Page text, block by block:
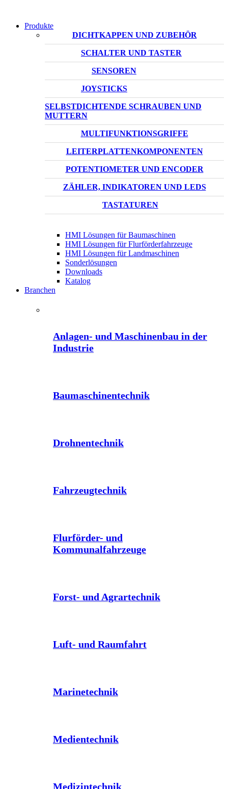
Produkte
DICHTKAPPEN UND ZUBEHÖR
SCHALTER UND TASTER
SENSOREN
JOYSTICKS
SELBSTDICHTENDE SCHRAUBEN UND
MUTTERN
MULTIFUNKTIONSGRIFFE
LEITERPLATTENKOMPONENTEN
POTENTIOMETER UND ENCODER
ZÄHLER, INDIKATOREN UND LEDS
TASTATUREN
HMI Lösungen für Baumaschinen
HMI Lösungen für Flurförderfahrzeuge
HMI Lösungen für Landmaschinen
Sonderlösungen
Downloads
Katalog
Branchen
Anlagen- und Maschinenbau in der
Industrie
Baumaschinentechnik
Drohnentechnik
Fahrzeugtechnik
Flurförder- und
Kommunalfahrzeuge
Forst- und Agrartechnik
Luft- und Raumfahrt
Marinetechnik
Medientechnik
Medizintechnik